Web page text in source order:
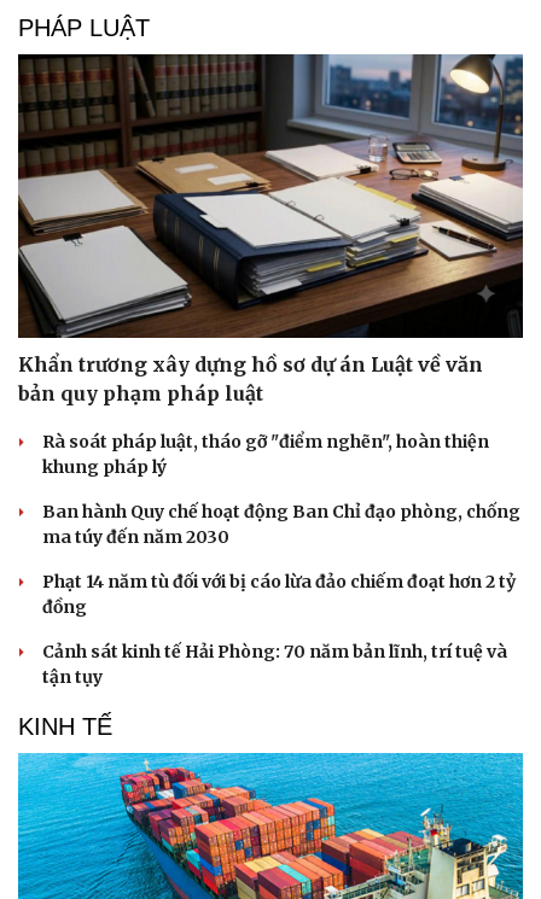
Tư vấn
Săn Tour
Câu chuyện thời sự
Kể chuyện cho bé
PHÁP LUẬT
Khẩn trương xây dựng hồ sơ dự án Luật về văn
bản quy phạm pháp luật
Rà soát pháp luật, tháo gỡ "điểm nghẽn", hoàn thiện
khung pháp lý
Ban hành Quy chế hoạt động Ban Chỉ đạo phòng, chống
ma túy đến năm 2030
Phạt 14 năm tù đối với bị cáo lừa đảo chiếm đoạt hơn 2 tỷ
đồng
Cảnh sát kinh tế Hải Phòng: 70 năm bản lĩnh, trí tuệ và
tận tụy
KINH TẾ